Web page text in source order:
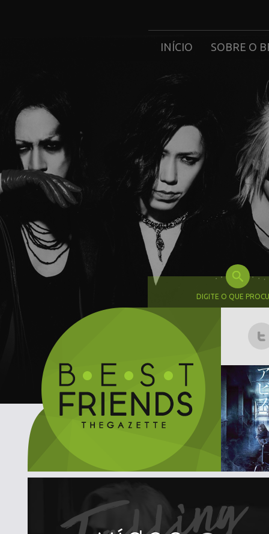
INÍCIO SOBRE O
DIGITE O QUE